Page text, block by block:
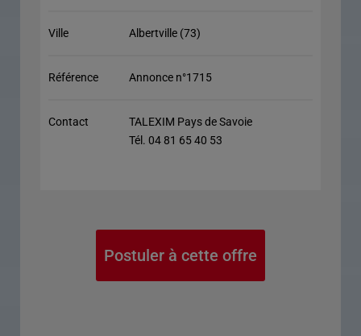
Ville Albertville (73)
Référence Annonce n°1715
Contact
TALEXIM Pays de Savoie
Tél. 04 81 65 40 53
Postuler à cette offre